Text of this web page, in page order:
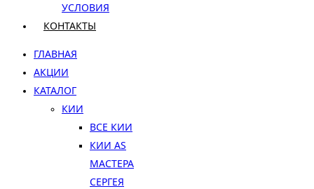
УСЛОВИЯ
КОНТАКТЫ
ГЛАВНАЯ
АКЦИИ
КАТАЛОГ
КИИ
ВСЕ КИИ
КИИ AS
МАСТЕРА
СЕРГЕЯ